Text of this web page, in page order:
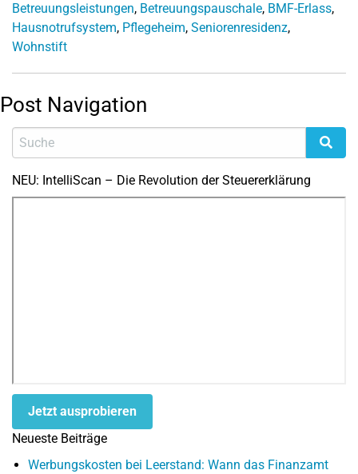
Betreuungsleistungen, Betreuungspauschale, BMF-Erlass,
Hausnotrufsystem, Pflegeheim, Seniorenresidenz,
Wohnstift
Post Navigation
NEU: IntelliScan – Die Revolution der Steuererklärung
Jetzt ausprobieren
Neueste Beiträge
Werbungskosten bei Leerstand: Wann das Finanzamt